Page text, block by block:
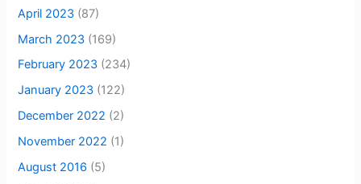
April 2023 (87)
March 2023 (169)
February 2023 (234)
January 2023 (122)
December 2022 (2)
November 2022 (1)
August 2016 (5)